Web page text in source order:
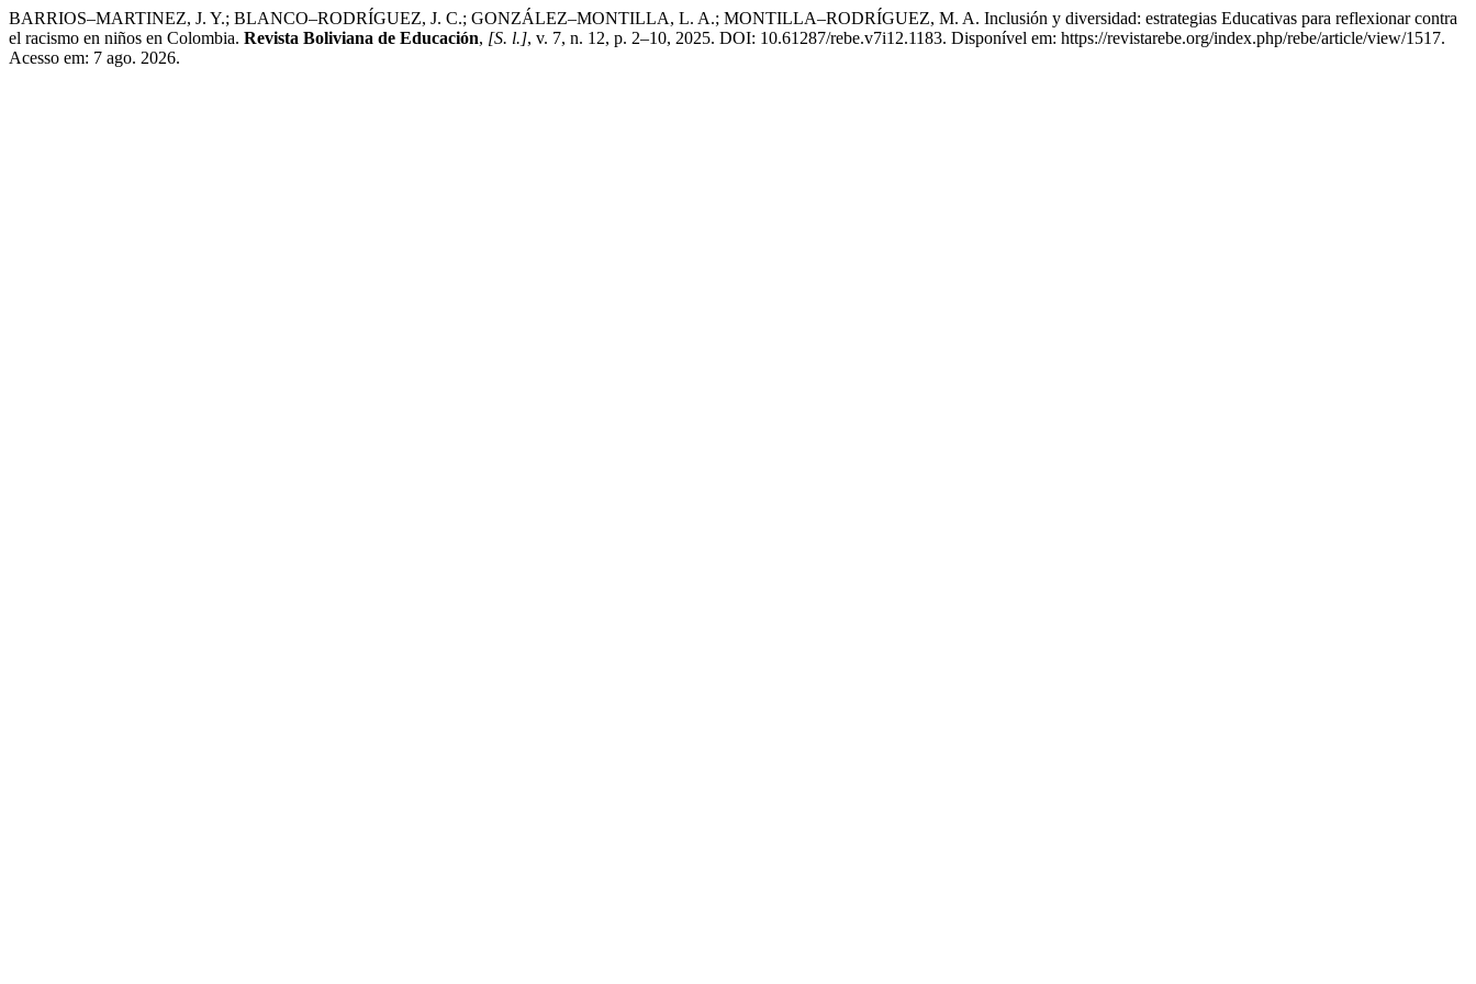
BARRIOS–MARTINEZ, J. Y.; BLANCO–RODRÍGUEZ, J. C.; GONZÁLEZ–MONTILLA, L. A.; MONTILLA–RODRÍGUEZ, M. A. Inclusión y diversidad: estrategias Educativas para reflexionar contra
el racismo en niños en Colombia. Revista Boliviana de Educación, [S. l.], v. 7, n. 12, p. 2–10, 2025. DOI: 10.61287/rebe.v7i12.1183. Disponível em: https://revistarebe.org/index.php/rebe/article/view/1517.
Acesso em: 7 ago. 2026.